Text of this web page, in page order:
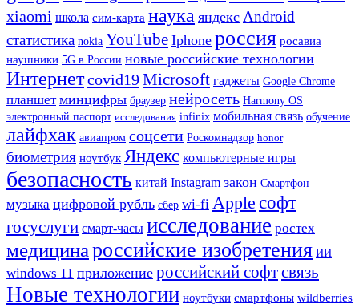
xiaomi школа сим-карта наука яндекс Android
статистика nokia YouTube Iphone россия росавиа
наушники 5G в России новые российские технологии
Интернетcovid19Microsoft гаджеты Google Chrome
планшет минцифры браузер нейросеть Harmony OS
электронный паспорт исследования infinix мобильная связь обучение
лайфхак авиапром соцсети Роскомнадзор honor
биометрия ноутбук Яндекс компьютерные игры
безопасность китай Instagram закон Смартфон
музыка цифровой рубль сбер wi-fi Apple софт
госуслуги смарт-часы исследование ростех
медицинароссийские изобретения ИИ
windows 11 приложение российский софтсвязь
Новые технологии ноутбуки смартфоны wildberries